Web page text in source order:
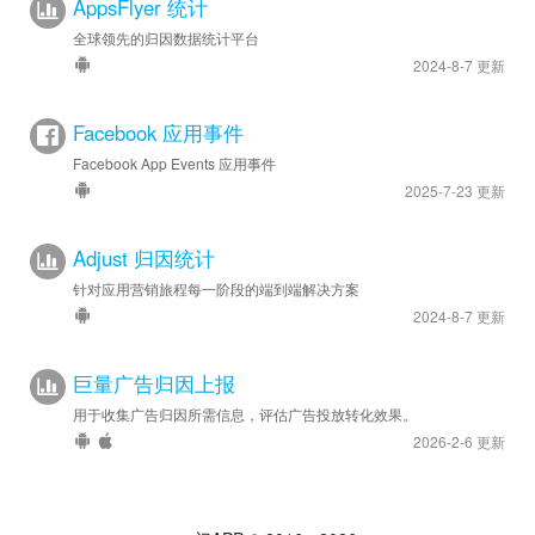
AppsFlyer 统计
全球领先的归因数据统计平台
2024-8-7 更新
Facebook 应用事件
Facebook App Events 应用事件
2025-7-23 更新
Adjust 归因统计
针对应用营销旅程每一阶段的端到端解决方案
2024-8-7 更新
巨量广告归因上报
用于收集广告归因所需信息，评估广告投放转化效果。
2026-2-6 更新